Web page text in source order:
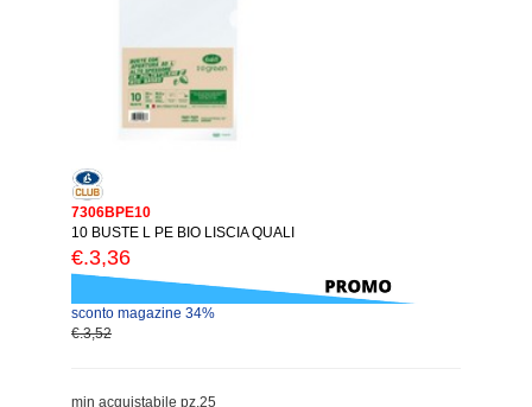
7306BPE10
10 BUSTE L PE BIO LISCIA QUALI
€.3,36
sconto magazine 34%
€.3,52
min acquistabile pz.25